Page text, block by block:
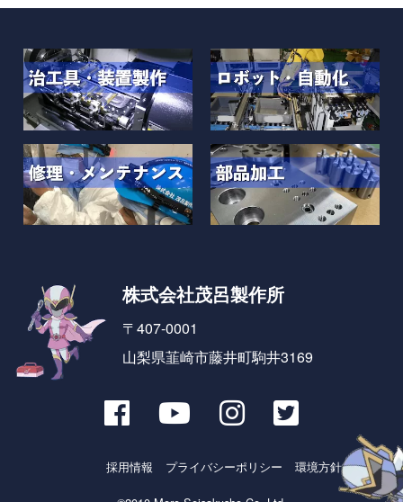
株式会社茂呂製作所
〒407-0001
山梨県韮崎市藤井町駒井3169
採用情報 プライバシーポリシー 環境方針とSDGs